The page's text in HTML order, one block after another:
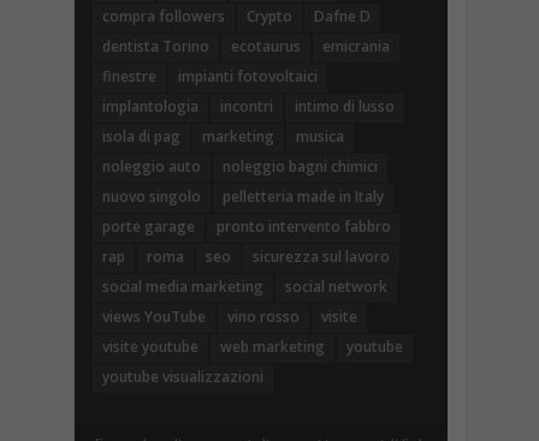
compra followers
Crypto
Dafne D
dentista Torino
ecotaurus
emicrania
finestre
impianti fotovoltaici
implantologia
incontri
intimo di lusso
isola di pag
marketing
musica
noleggio auto
noleggio bagni chimici
nuovo singolo
pelletteria made in Italy
porte garage
pronto intervento fabbro
rap
roma seo
sicurezza sul lavoro
social media marketing
social network
views YouTube
vino rosso
visite
visite youtube
web marketing
youtube
youtube visualizzazioni